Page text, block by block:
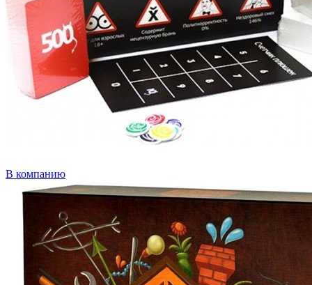
В компанию